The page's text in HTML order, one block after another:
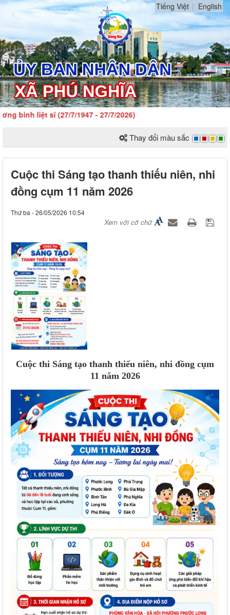
Tiếng Việt English
binh liệt sĩ (27/7/1947 - 27/7/2026)
Thay đổi màu sắc
Cuộc thi Sáng tạo thanh thiếu niên, nhi
đồng cụm 11 năm 2026
Thứ ba - 26/05/2026 10:54
Xem với cỡ chữ
Cuộc thi Sáng tạo thanh thiếu niên, nhi đồng cụm
11 năm 2026